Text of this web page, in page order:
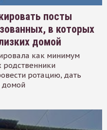
посты
в которых
домой
как минимум
родственники
ротацию, дать
домой